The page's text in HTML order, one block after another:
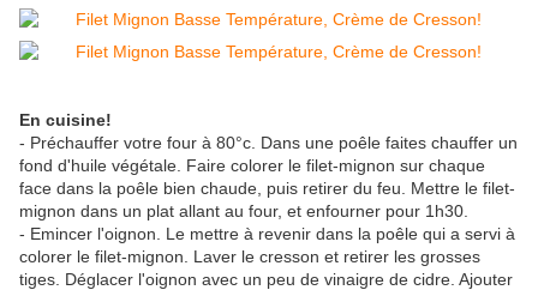
En cuisine!
- Préchauffer votre four à 80°c. Dans une poêle faites chauffer un
fond d'huile végétale. Faire colorer le filet-mignon sur chaque
face dans la poêle bien chaude, puis retirer du feu. Mettre le filet-
mignon dans un plat allant au four, et enfourner pour 1h30.
- Emincer l'oignon. Le mettre à revenir dans la poêle qui a servi à
colorer le filet-mignon. Laver le cresson et retirer les grosses
tiges. Déglacer l'oignon avec un peu de vinaigre de cidre. Ajouter